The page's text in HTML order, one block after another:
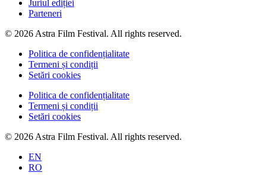
Juriul ediției
Parteneri
© 2026 Astra Film Festival. All rights reserved.
Politica de confidențialitate
Termeni și condiții
Setări cookies
Politica de confidențialitate
Termeni și condiții
Setări cookies
© 2026 Astra Film Festival. All rights reserved.
EN
RO